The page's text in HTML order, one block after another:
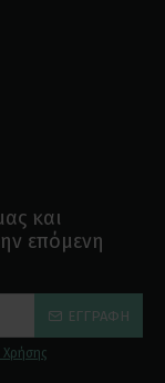
και
επόμενη
ΕΓΓΡΑΦΉ
Χρήσης